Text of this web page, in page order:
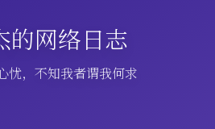
的网络日志
忧，不知我者谓我何求